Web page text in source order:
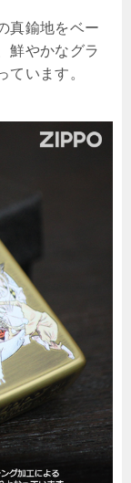
真鍮地をベー
鮮やかなグラ
ています。